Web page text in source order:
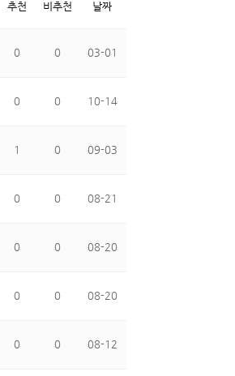
추천 비추천 날짜
0 0 03-01
0 0 10-14
1 0 09-03
0 0 08-21
0 0 08-20
0 0 08-20
0 0 08-12